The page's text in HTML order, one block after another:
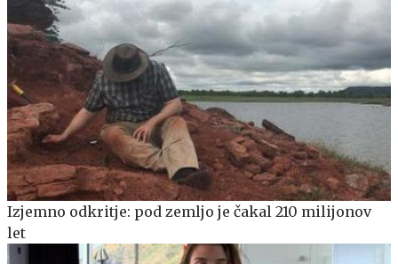
Izjemno odkritje: pod zemljo je čakal 210 milijonov
let